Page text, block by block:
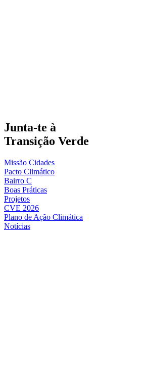
Junta-te à
Transição Verde
Missão Cidades
Pacto Climático
Bairro C
Boas Práticas
Projetos
CVE 2026
Plano de Ação Climática
Notícias